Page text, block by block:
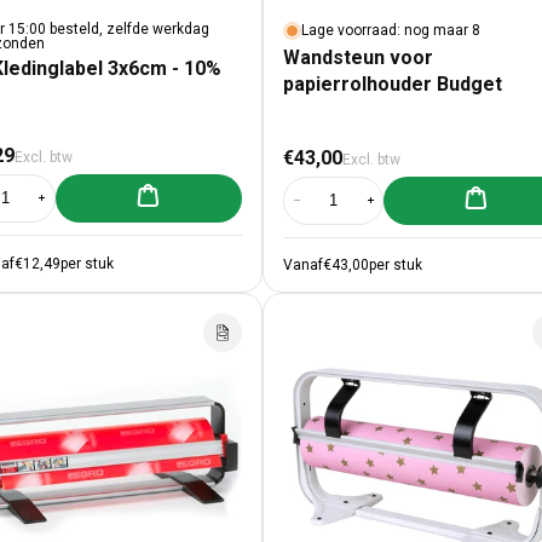
15:00 besteld, zelfde werkdag
3x6cm - 10%
prijs
Excl. btw
verlagen voor 50x Kledinglabel 3x6cm - 10% rood
Aantal verhogen voor 50x Kledinglabel 3x6cm - 10% rood
Aan winkelwagen toevoegen
€12,49per stuk
Lage voorraad: nog maar 8
Wandsteun voor
papierrolhouder Budget
Normale prijs
€43,00Excl. btw
Aantal verlagen voor Wandsteun
Aantal verhogen voor
Aan
Vanaf€43,00per stuk